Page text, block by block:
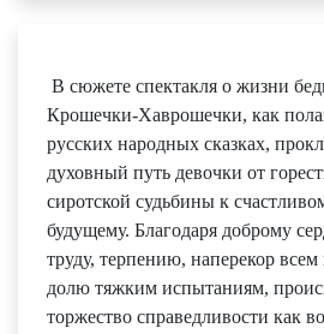
В сюжете спектакля о жизни
Крошечки-Хаврошечки, как
русских народных сказках,
духовный путь девочки от
сиротской судьбины к
будущему. Благодаря доброму
труду, терпению, наперекор
долю тяжким испытаниям,
торжество справедливости как